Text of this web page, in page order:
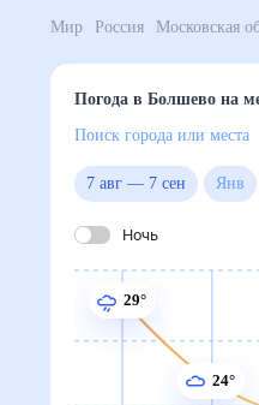
Мир Россия
Погода в Болшево
Поиск города или
7 авг—7 сен
Ночь
29°
24°